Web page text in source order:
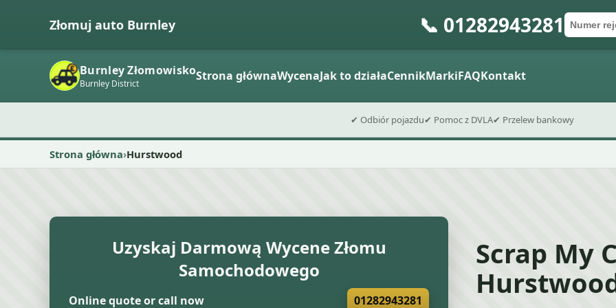
Złomuj auto Burnley 📞 01282943281Numer
Kod
Wyślij
Burnley Złomowisko
Burnley District Strona głównaWycenaJak to działaCennikMarkiFAQKontakt
✔ Odbiór pojazdu✔ Pomoc z DVLA✔ Przelew bankowy
Strona główna Hurstwood
Uzyskaj Darmową Wycene Złomu
Samochodowego
Online quote or call now 01282943281
Scrap My